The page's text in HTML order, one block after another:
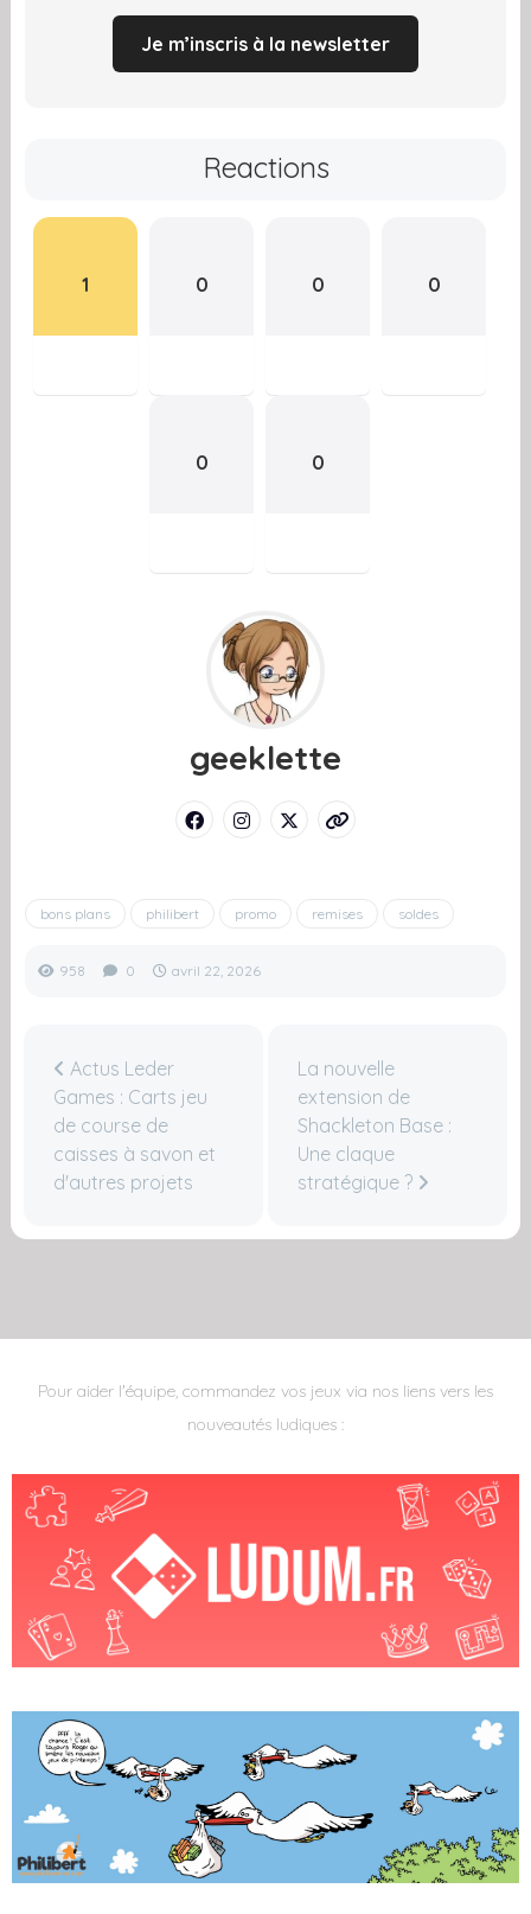
Je m’inscris à la newsletter
Reactions
1 0 0 0
0 0
geeklette
bons plans philibert promo remises soldes
958 0 avril 22, 2026
Actus Leder
Games : Carts jeu
de course de
caisses à savon et
d'autres projets
La nouvelle
extension de
Shackleton Base :
Une claque
stratégique ?
Pour aider l'équipe, commandez vos jeux via nos liens vers les
nouveautés ludiques :